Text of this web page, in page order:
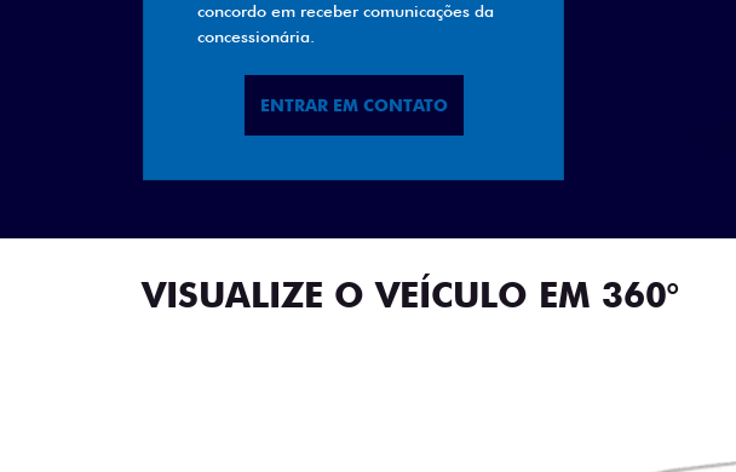
concordo em receber comunicações da
concessionária.
ENTRAR EM CONTATO
VISUALIZE O VEÍCULO EM 360°